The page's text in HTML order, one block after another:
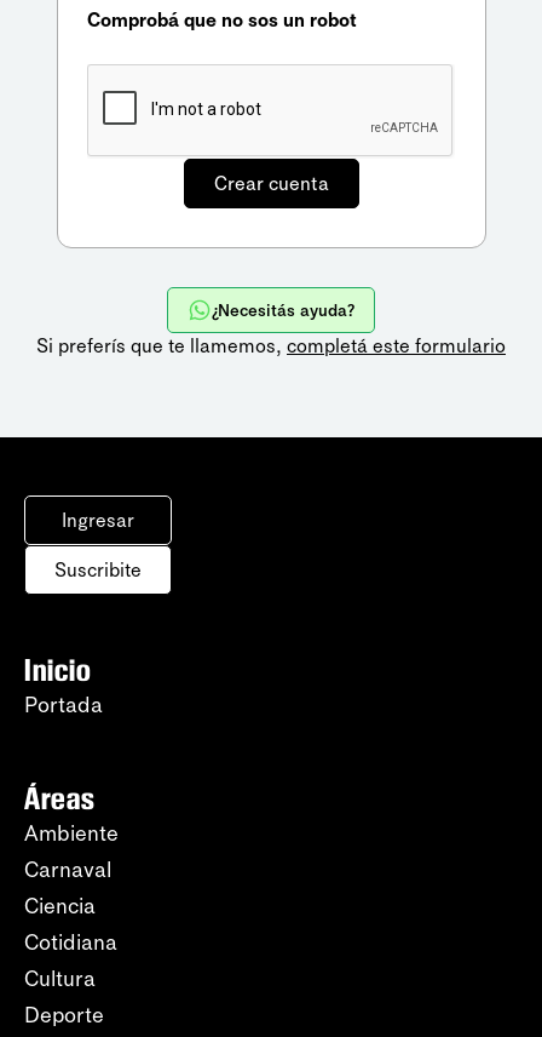
Comprobá que no sos un robot
¿Necesitás ayuda?
Si preferís que te llamemos, completá este formulario
Ingresar
Suscribite
Inicio
Portada
Áreas
Ambiente
Carnaval
Ciencia
Cotidiana
Cultura
Deporte